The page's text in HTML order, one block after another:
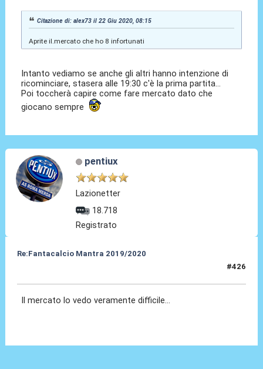
Citazione di: alex73 il 22 Giu 2020, 08:15
Aprite il.mercato che ho 8 infortunati
Intanto vediamo se anche gli altri hanno intenzione di
ricominciare, stasera alle 19:30 c'è la prima partita...
Poi toccherà capire come fare mercato dato che
giocano sempre
pentiux
Lazionetter
18.718
Registrato
Re:Fantacalcio Mantra 2019/2020
#426
Il mercato lo vedo veramente difficile...